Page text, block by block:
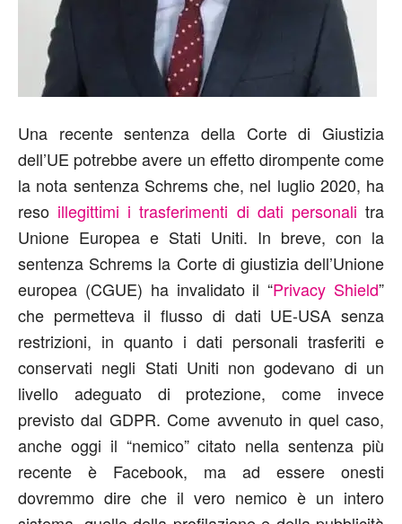
Una recente sentenza della Corte di Giustizia
dell’UE potrebbe avere un effetto dirompente come
la nota sentenza Schrems che, nel luglio 2020, ha
reso illegittimi i trasferimenti di dati personali tra
Unione Europea e Stati Uniti. In breve, con la
sentenza Schrems la Corte di giustizia dell’Unione
europea (CGUE) ha invalidato il “Privacy Shield”
che permetteva il flusso di dati UE-USA senza
restrizioni, in quanto i dati personali trasferiti e
conservati negli Stati Uniti non godevano di un
livello adeguato di protezione, come invece
previsto dal GDPR. Come avvenuto in quel caso,
anche oggi il “nemico” citato nella sentenza più
recente è Facebook, ma ad essere onesti
dovremmo dire che il vero nemico è un intero